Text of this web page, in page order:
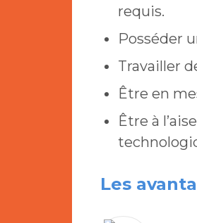
requis.
Posséder
Travailler
Être en
Être à
Les